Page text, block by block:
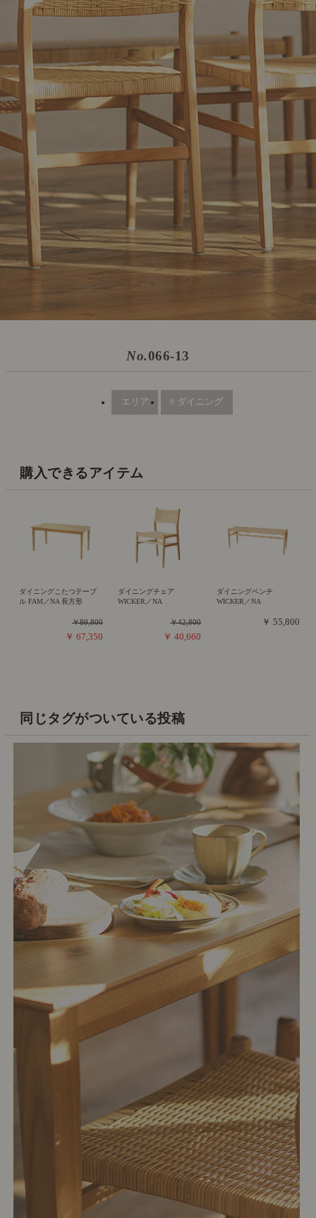
No.066-13
エリア # ダイニング
購入できるアイテム
ダイニングこたつテーブ
ル FAM／NA 長方形
￥89,800
￥ 67,350
ダイニングチェア
WICKER／NA
￥42,800
￥ 40,660
ダイニングベンチ
WICKER／NA
￥ 55,800
同じタグがついている投稿